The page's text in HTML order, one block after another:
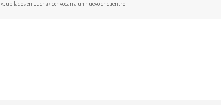
«Jubilados en Lucha» convocan a un nuevo encuentro